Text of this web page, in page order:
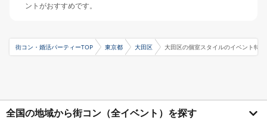
ントがおすすめです。
街コン・婚活パーティーTOP 東京都 大田区 大田区の個室スタイルのイベント特集
全国の地域から街コン（全イベント）を探す